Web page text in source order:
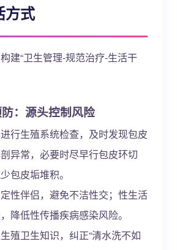
方式
建“卫生管理-规范治疗-生活干
防：源头控制风险
行生殖系统检查，及时发现包皮
异常，必要时尽早行包皮环切
包皮垢堆积。
性伴侣，避免不洁性交；性生活
降低性传播疾病感染风险。
殖卫生知识，纠正“清水洗不如